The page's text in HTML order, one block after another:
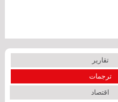
تقارير
ترجمات
اقتصاد